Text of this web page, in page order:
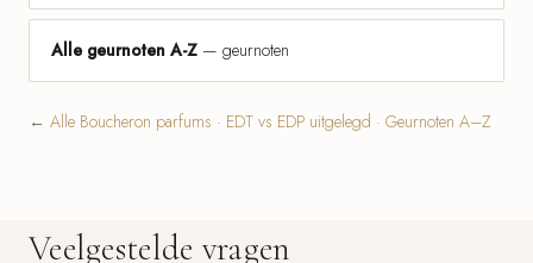
Alle geurnoten A-Z — geurnoten
← Alle Boucheron parfums · EDT vs EDP uitgelegd · Geurnoten A–Z
Veelgestelde vragen